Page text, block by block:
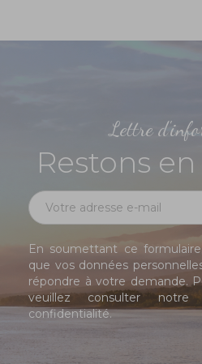
Lettre
Restons
En soumettant ce
que vos données
répondre à votre demande.
veuillez consulter
confidentialité.